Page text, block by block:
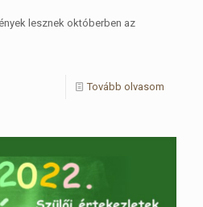
lesznek októberben az
Tovább olvasom